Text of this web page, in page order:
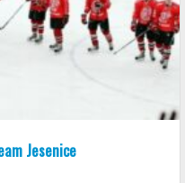
Jesenice